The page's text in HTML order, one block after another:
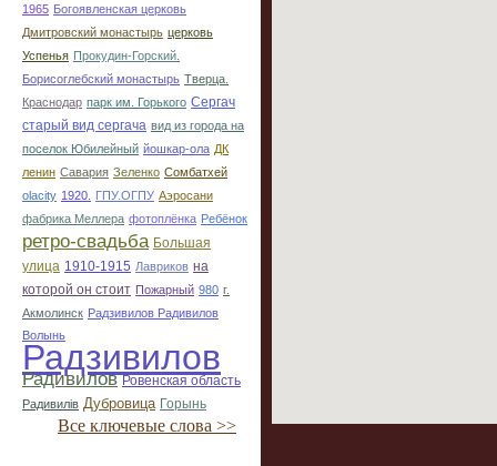
1965 Богоявленская церковь
Дмитровский монастырь церковь
Успенья Прокудин-Горский.
Борисоглебский монастырь Тверца.
Краснодар парк им. Горького Сергач
старый вид сергача вид из города на
поселок Юбилейный йошкар-ола ДК
ленин Савария Зеленко Сомбатхей
olacity 1920. ГПУ.ОГПУ Аэросани
фабрика Меллера фотоплёнка Ребёнок
ретро-свадьба Большая
улица 1910-1915 Лавриков на
которой он стоит Пожарный 980 г.
Акмолинск Радзивилов Радивилов
Волынь
Радзивилов
Радивилов Ровенская область
Радивилiв Дубровица Горынь
Все ключевые слова >>